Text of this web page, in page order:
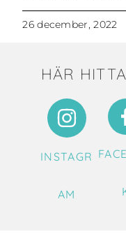
26 december, 2022
HÄR
INSTAGR
AM